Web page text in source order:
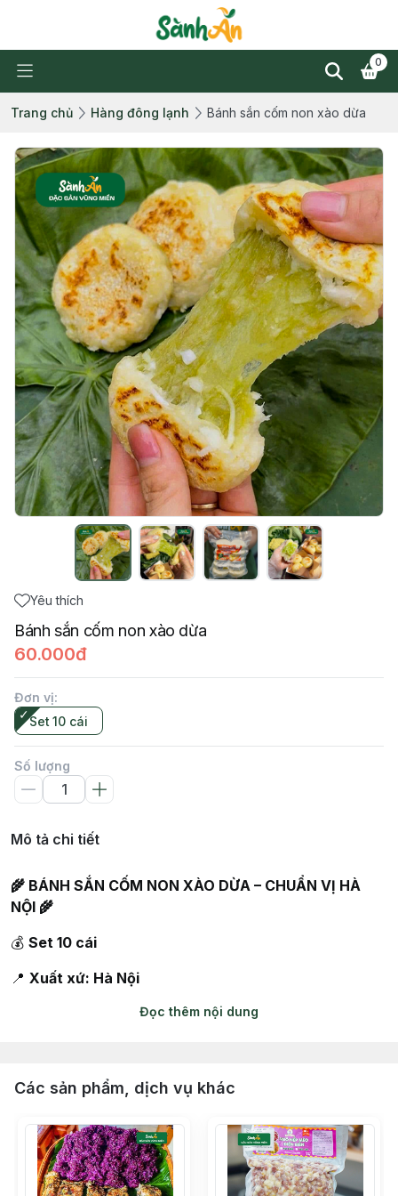
0
Trang chủ Hàng đông lạnh Bánh sắn cốm non xào dừa
Yêu thích
Bánh sắn cốm non xào dừa
60.000đ
Đơn vị:
Set 10 cái
Số lượng
Mô tả chi tiết
🌾 BÁNH SẮN CỐM NON XÀO DỪA – CHUẨN VỊ HÀ
NỘI 🌾
💰 Set 10 cái
📍 Xuất xứ: Hà Nội
✨ Vỏ bánh từ sắn nếp dẻo thơm, mềm mịn
cốm, béo ngậy cốt dừa
👉 Cắn một miếng là thấy ngay vị Hà Nội “gói trọn”
trong chiếc bánh nhỏ xinh 😋
Cách ăn ngon nhất:
Đọc thêm nội dung
Các sản phẩm, dịch vụ khác